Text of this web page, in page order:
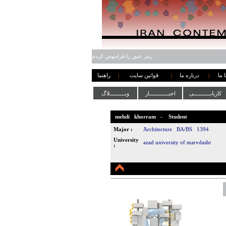
رمز عبور را فراموش کردم
ما درباره ما قوانین سایت راهنما
کاریابـــــــــــی اخبـــــــــــــار وبــــــــــلاگ
mehdi khorram - Student
َArchitecture BA/BS 1394
Major :
azad university of marvdasht
University
: